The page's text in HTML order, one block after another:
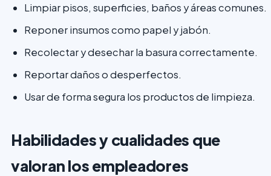
Limpiar pisos, superficies, baños y áreas comunes.
Reponer insumos como papel y jabón.
Recolectar y desechar la basura correctamente.
Reportar daños o desperfectos.
Usar de forma segura los productos de limpieza.
Habilidades y cualidades que
valoran los empleadores